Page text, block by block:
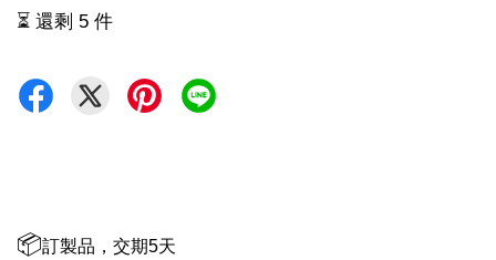
⏳ 還剩 5 件
📦訂製品，交期5天